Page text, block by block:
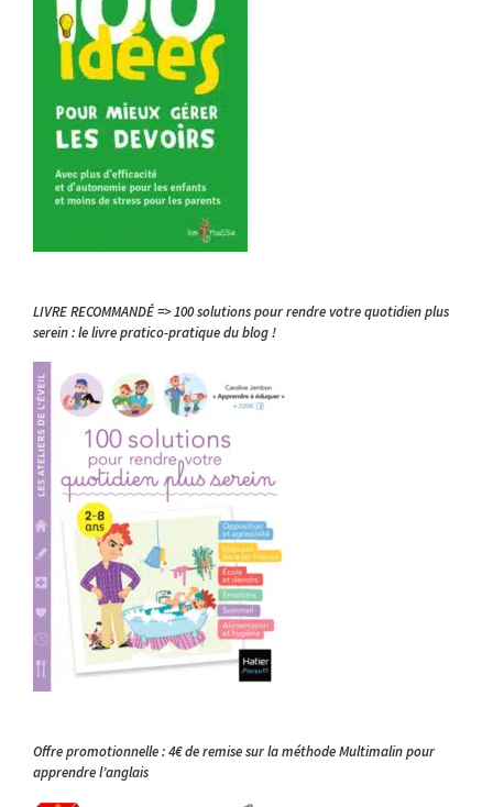
LIVRE RECOMMANDÉ => 100 solutions pour rendre votre quotidien plus
serein : le livre pratico-pratique du blog !
Offre promotionnelle : 4€ de remise sur la méthode Multimalin pour
apprendre l’anglais